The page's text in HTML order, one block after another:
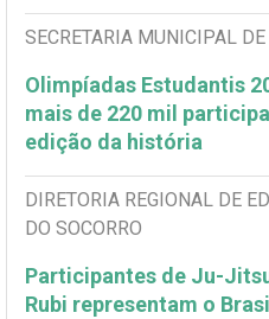
SECRETARIA MUNICIPAL DE
Olimpíadas Estudantis
mais de 220 mil
edição da história
DIRETORIA REGIONAL DE
DO SOCORRO
Participantes de Ju-
Rubi representam o